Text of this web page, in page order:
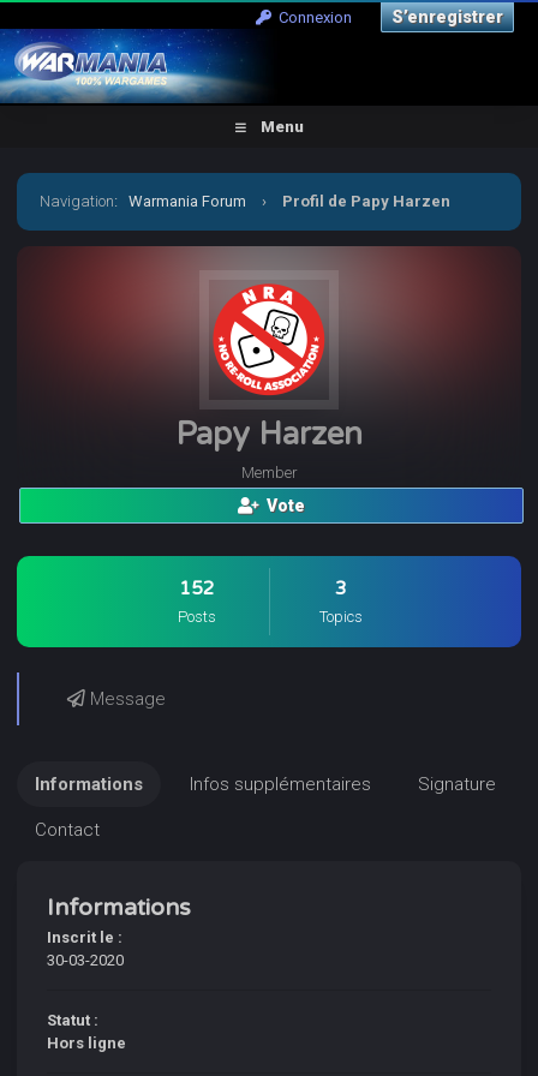
Connexion S’enregistrer
Menu
Navigation:Warmania Forum › Profil de Papy Harzen
Papy Harzen
Member
Vote
152
Posts
3
Topics
Message
Informations Infos supplémentaires Signature
Contact
Informations
Inscrit le :
30-03-2020
Statut :
Hors ligne